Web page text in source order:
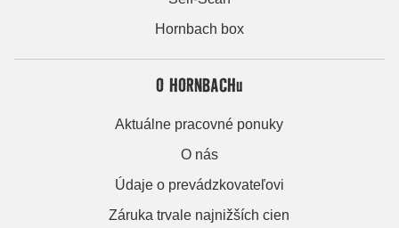
Hornbach box
O HORNBACHu
Aktuálne pracovné ponuky
O nás
Údaje o prevádzkovateľovi
Záruka trvale najnižších cien